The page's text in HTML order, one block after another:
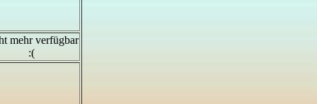
mehr verfügbar
:(